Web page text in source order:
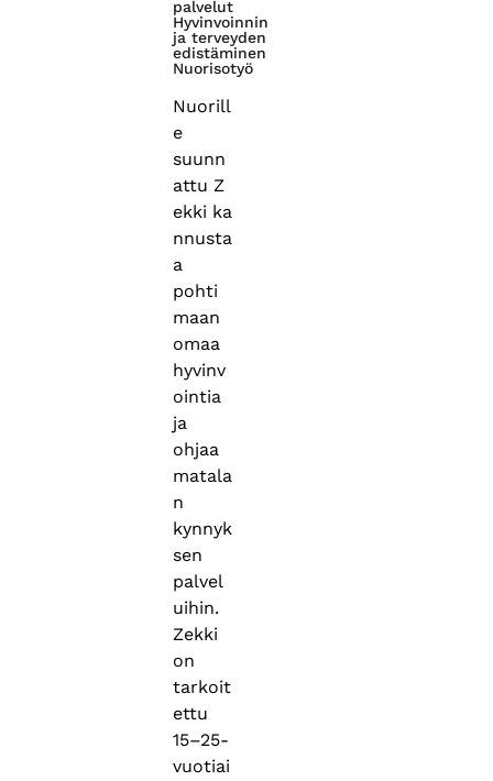
palvelut
Hyvinvoinnin
ja terveyden
edistäminen
Nuorisotyö
Nuorill
e
suunn
attu Z
ekki ka
nnusta
a
pohti
maan
omaa
hyvinv
ointia
ja
ohjaa
matala
n
kynnyk
sen
palvel
uihin.
Zekki
on
tarkoit
ettu
15–25-
vuotiai